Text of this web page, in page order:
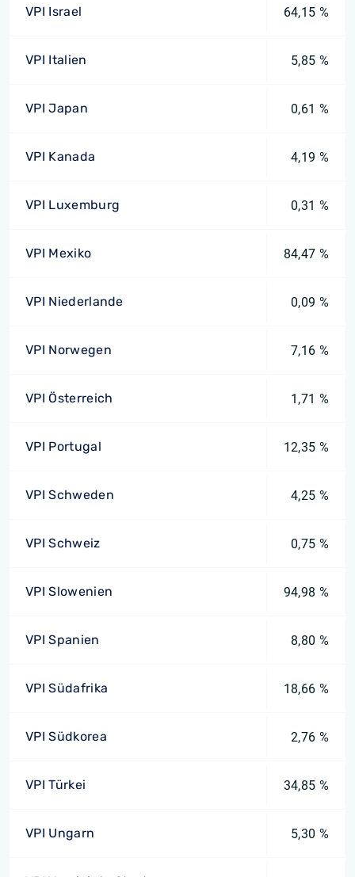
VPI Israel 64,15 %
VPI Italien 5,85 %
VPI Japan 0,61 %
VPI Kanada 4,19 %
VPI Luxemburg 0,31 %
VPI Mexiko 84,47 %
VPI Niederlande 0,09 %
VPI Norwegen 7,16 %
VPI Österreich 1,71 %
VPI Portugal 12,35 %
VPI Schweden 4,25 %
VPI Schweiz 0,75 %
VPI Slowenien 94,98 %
VPI Spanien 8,80 %
VPI Südafrika 18,66 %
VPI Südkorea 2,76 %
VPI Türkei 34,85 %
VPI Ungarn 5,30 %